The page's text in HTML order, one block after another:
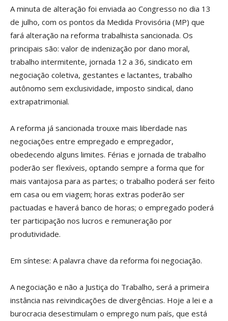
A minuta de alteração foi enviada ao Congresso no dia 13
de julho, com os pontos da Medida Provisória (MP) que
fará alteração na reforma trabalhista sancionada. Os
principais são: valor de indenização por dano moral,
trabalho intermitente, jornada 12 a 36, sindicato em
negociação coletiva, gestantes e lactantes, trabalho
autônomo sem exclusividade, imposto sindical, dano
extrapatrimonial.
A reforma já sancionada trouxe mais liberdade nas
negociações entre empregado e empregador,
obedecendo alguns limites. Férias e jornada de trabalho
poderão ser flexíveis, optando sempre a forma que for
mais vantajosa para as partes; o trabalho poderá ser feito
em casa ou em viagem; horas extras poderão ser
pactuadas e haverá banco de horas; o empregado poderá
ter participação nos lucros e remuneração por
produtividade.
Em síntese: A palavra chave da reforma foi negociação.
A negociação e não a Justiça do Trabalho, será a primeira
instância nas reivindicações de divergências. Hoje a lei e a
burocracia desestimulam o emprego num país, que está